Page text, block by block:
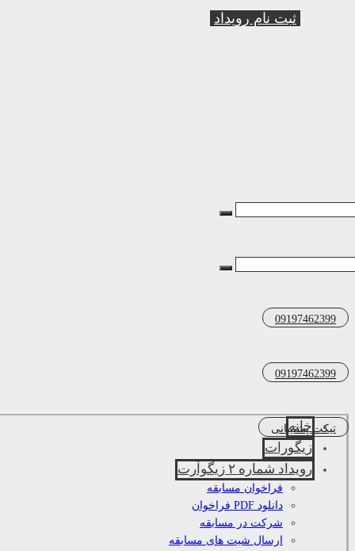
ثبت نام رویداد
09197462399
09197462399
تیکت پشتیبانی
خانه
زیگورات
رویداد شماره ۲ زیگوآرت
فراخوان مسابقه
دانلود PDF فراخوان
شرکت در مسابقه
ارسال شیت های مسابقه